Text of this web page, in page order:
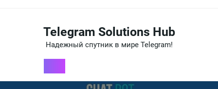
содержимомуTelegram Solutions Hub
Надежный спутник в мире Telegram!